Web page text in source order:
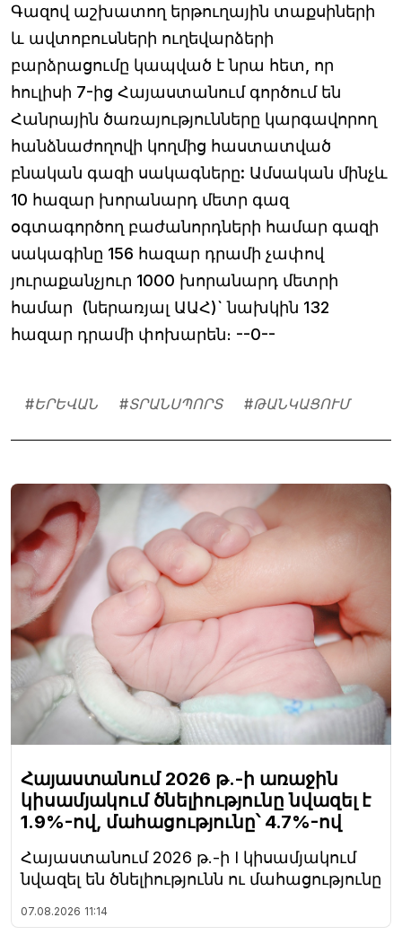
Գազով աշխատող երթուղային տաքսիների
և ավտոբուսների ուղեվարձերի
բարձրացումը կապված է նրա հետ, որ
հուլիսի 7-ից Հայաստանում գործում են
Հանրային ծառայությունները կարգավորող
հանձնաժողովի կողմից հաստատված
բնական գազի սակագները: Ամսական մինչև
10 հազար խորանարդ մետր գազ
օգտագործող բաժանորդների համար գազի
սակագինը 156 հազար դրամի չափով
յուրաքանչյուր 1000 խորանարդ մետրի
համար (ներառյալ ԱԱՀ)` նախկին 132
հազար դրամի փոխարեն։ --0--
#ԵՐԵՎԱՆ #ՏՐԱՆՍՊՈՐՏ #ԹԱՆԿԱՑՈՒՄ
Հայաստանում 2026 թ.-ի առաջին
կիսամյակում ծնելիությունը նվազել է
1.9%-ով, մահացությունը՝ 4.7%-ով
Հայաստանում 2026 թ.-ի I կիսամյակում
նվազել են ծնելիությունն ու մահացությունը
07.08.2026 11:14